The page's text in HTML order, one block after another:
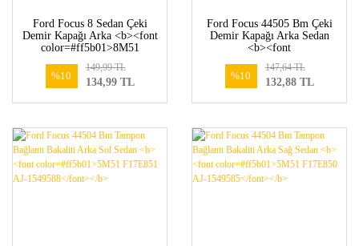
Ford Focus 8 Sedan Çeki
Demir Kapağı Arka <b><font
color=#ff5b01>8M51
1521717</font></b>
%10
134,99 TL
149,99 TL
Ford Focus 44505 Bm Çeki
Demir Kapağı Arka Sedan
<b><font
F17K922 BAXWAA-
1323934</font></b>
%10
132,88 TL
147,64 TL